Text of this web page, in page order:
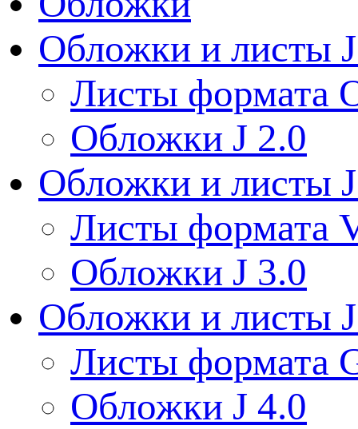
Обложки и листы
Листы формата
Обложки J 2.0
Обложки и листы
Листы формата
Обложки J 3.0
Обложки и листы
Листы формата
Обложки J 4.0